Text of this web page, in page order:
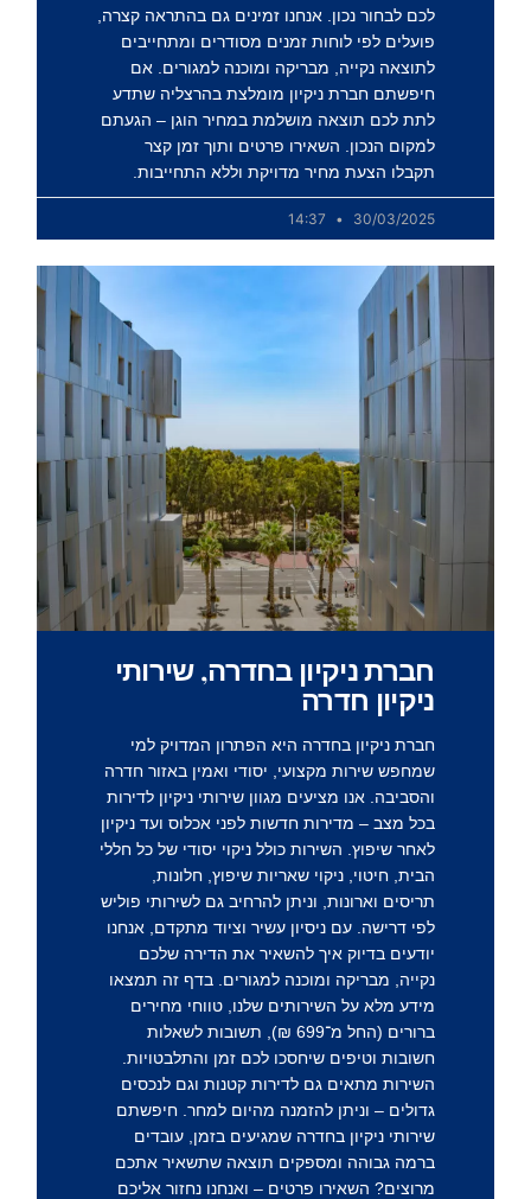
לכם לבחור נכון. אנחנו זמינים גם בהתראה קצרה,
פועלים לפי לוחות זמנים מסודרים ומתחייבים
לתוצאה נקייה, מבריקה ומוכנה למגורים. אם
חיפשתם חברת ניקיון מומלצת בהרצליה שתדע
לתת לכם תוצאה מושלמת במחיר הוגן – הגעתם
למקום הנכון. השאירו פרטים ותוך זמן קצר
תקבלו הצעת מחיר מדויקת וללא התחייבות.
30/03/2025
חברת ניקיון בחדרה, שירותי
ניקיון חדרה
חברת ניקיון בחדרה היא הפתרון המדויק למי
שמחפש שירות מקצועי, יסודי ואמין באזור חדרה
והסביבה. אנו מציעים מגוון שירותי ניקיון לדירות
בכל מצב – מדירות חדשות לפני אכלוס ועד ניקיון
לאחר שיפוץ. השירות כולל ניקוי יסודי של כל חללי
הבית, חיטוי, ניקוי שאריות שיפוץ, חלונות,
תריסים וארונות, וניתן להרחיב גם לשירותי פוליש
לפי דרישה. עם ניסיון עשיר וציוד מתקדם, אנחנו
יודעים בדיוק איך להשאיר את הדירה שלכם
נקייה, מבריקה ומוכנה למגורים. בדף זה תמצאו
מידע מלא על השירותים שלנו, טווחי מחירים
ברורים (החל מ־699 ₪), תשובות לשאלות
חשובות וטיפים שיחסכו לכם זמן והתלבטויות.
השירות מתאים גם לדירות קטנות וגם לנכסים
גדולים – וניתן להזמנה מהיום למחר. חיפשתם
שירותי ניקיון בחדרה שמגיעים בזמן, עובדים
ברמה גבוהה ומספקים תוצאה שתשאיר אתכם
מרוצים? השאירו פרטים – ואנחנו נחזור אליכם